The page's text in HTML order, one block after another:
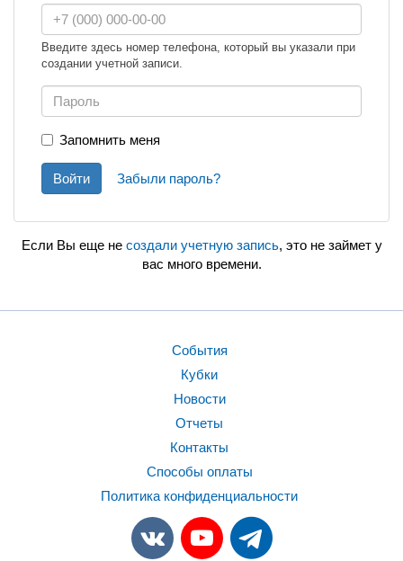
Введите здесь номер телефона, который вы указали при
создании учетной записи.
Запомнить меня
Войти Забыли пароль?
Если Вы еще не создали учетную запись, это не займет у
вас много времени.
События
Кубки
Новости
Отчеты
Контакты
Способы оплаты
Политика конфиденциальности